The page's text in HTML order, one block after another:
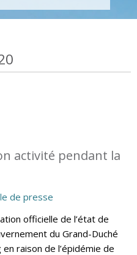
activité pendant la
de presse
officielle de l’état de
du Grand-Duché
raison de l’épidémie de